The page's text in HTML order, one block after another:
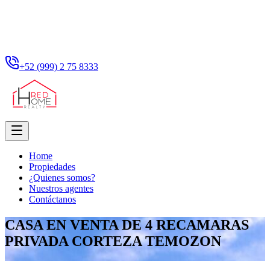
+52 (999) 2 75 8333
Home
Propiedades
¿Quienes somos?
Nuestros agentes
Contáctanos
CASA EN VENTA DE 4 RECAMARAS
PRIVADA CORTEZA TEMOZON